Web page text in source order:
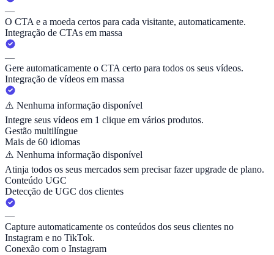
—
O CTA e a moeda certos para cada visitante, automaticamente.
Integração de CTAs em massa
—
Gere automaticamente o CTA certo para todos os seus vídeos.
Integração de vídeos em massa
⚠️ Nenhuma informação disponível
Integre seus vídeos em 1 clique em vários produtos.
Gestão multilíngue
Mais de 60 idiomas
⚠️ Nenhuma informação disponível
Atinja todos os seus mercados sem precisar fazer upgrade de plano.
Conteúdo UGC
Detecção de UGC dos clientes
—
Capture automaticamente os conteúdos dos seus clientes no
Instagram e no TikTok.
Conexão com o Instagram